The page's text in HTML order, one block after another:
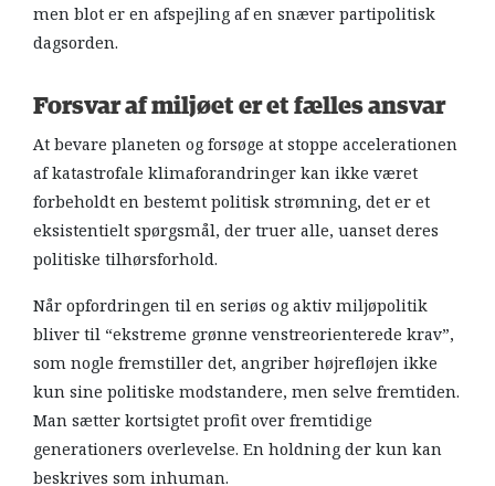
men blot er en afspejling af en snæver partipolitisk
dagsorden.
Forsvar af miljøet er et fælles ansvar
At bevare planeten og forsøge at stoppe accelerationen
af katastrofale klimaforandringer kan ikke været
forbeholdt en bestemt politisk strømning, det er et
eksistentielt spørgsmål, der truer alle, uanset deres
politiske tilhørsforhold.
Når opfordringen til en seriøs og aktiv miljøpolitik
bliver til “ekstreme grønne venstreorienterede krav”,
som nogle fremstiller det, angriber højrefløjen ikke
kun sine politiske modstandere, men selve fremtiden.
Man sætter kortsigtet profit over fremtidige
generationers overlevelse. En holdning der kun kan
beskrives som inhuman.